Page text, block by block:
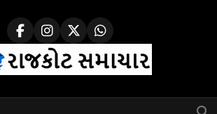
Samachar